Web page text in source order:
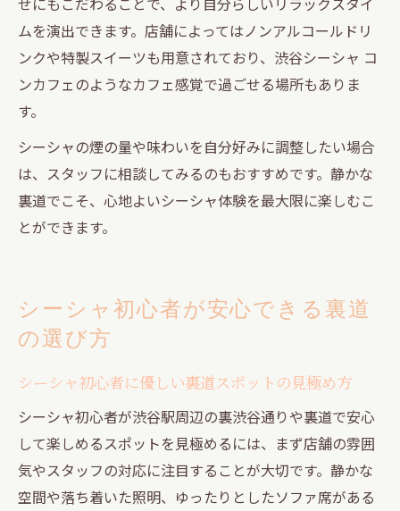
ムを演出できます。店舗によってはノンアルコールドリ
ンクや特製スイーツも用意されており、渋谷シーシャ コ
ンカフェのようなカフェ感覚で過ごせる場所もありま
す。
シーシャの煙の量や味わいを自分好みに調整したい場合
は、スタッフに相談してみるのもおすすめです。静かな
裏道でこそ、心地よいシーシャ体験を最大限に楽しむこ
とができます。
シーシャ初心者が安心できる裏道
の選び方
シーシャ初心者に優しい裏道スポットの見極め方
シーシャ初心者が渋谷駅周辺の裏渋谷通りや裏道で安心
して楽しめるスポットを見極めるには、まず店舗の雰囲
気やスタッフの対応に注目することが大切です。静かな
空間や落ち着いた照明、ゆったりとしたソファ席がある